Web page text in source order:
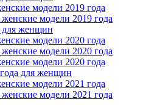
модели 2019 года
модели 2019 года
для женщин
модели 2020 года
модели 2020 года
модели 2020 года
для женщин
модели 2021 года
модели 2021 года